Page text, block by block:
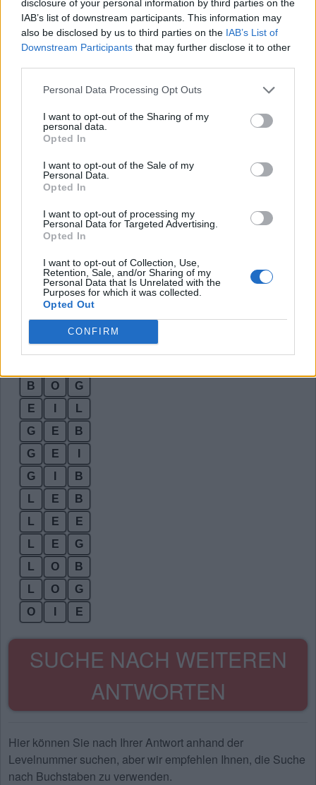
disclosure of your personal information by third parties on the
IAB’s list of downstream participants. This information may
also be disclosed by us to third parties on the IAB’s List of
Downstream Participants that may further disclose it to other
Personal Data Processing Opt Outs
I want to opt-out of the Sharing of my
personal data.
Opted In
I want to opt-out of the Sale of my
Personal Data.
Opted In
I want to opt-out of processing my
Personal Data for Targeted Advertising.
Opted In
I want to opt-out of Collection, Use,
Retention, Sale, and/or Sharing of my
Personal Data that Is Unrelated with the
Purposes for which it was collected.
Opted Out
CONFIRM
B
L E
I
E
I L
E
G
E B
E
E I
L
E L
B
G E
E B
E
E I
B
I E
G
O B
E
O
B I
G
B
B
O
G
E
L
G
E
B
G
E
G
B
L
E
B
L
E
E
L
E
G
L
O
B
L
O
G
O
E
SUCHE NACH WEITEREN
ANTWORTEN
Hier können Sie nach Ihrer Antwort anhand der
Levelnummer suchen, aber wir empfehlen Ihnen, die Suche
nach Buchstaben zu verwenden.